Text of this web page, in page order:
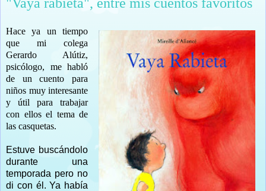
Hace ya un tiempo
que mi colega
Gerardo Alútiz,
psicólogo, me habló
de un cuento para
niños muy interesante
y útil para trabajar
con ellos el tema de
las casquetas.
Estuve buscándolo
durante una
temporada pero no
di con él. Ya había